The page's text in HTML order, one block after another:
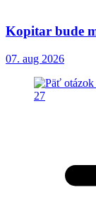
Kopitar bude
07. aug 2026